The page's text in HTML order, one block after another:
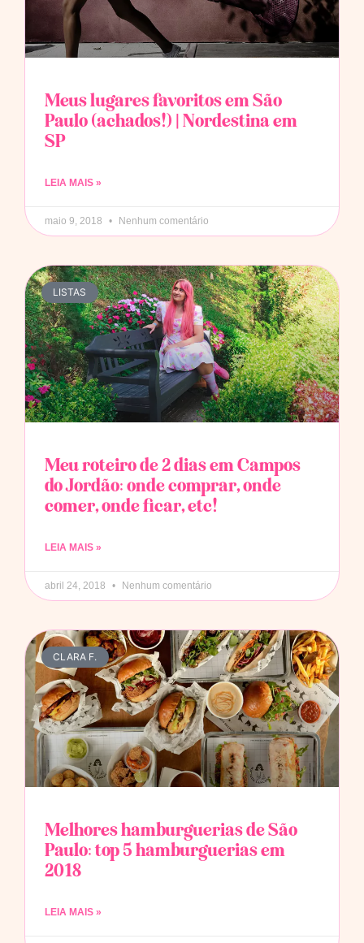
Meus lugares favoritos em São
Paulo (achados!) | Nordestina em
SP
LEIA MAIS »
maio 9, 2018 Nenhum comentário
LISTAS
Meu roteiro de 2 dias em Campos
do Jordão: onde comprar, onde
comer, onde ficar, etc!
LEIA MAIS »
abril 24, 2018 Nenhum comentário
CLARA F.
Melhores hamburguerias de São
Paulo: top 5 hamburguerias em
2018
LEIA MAIS »